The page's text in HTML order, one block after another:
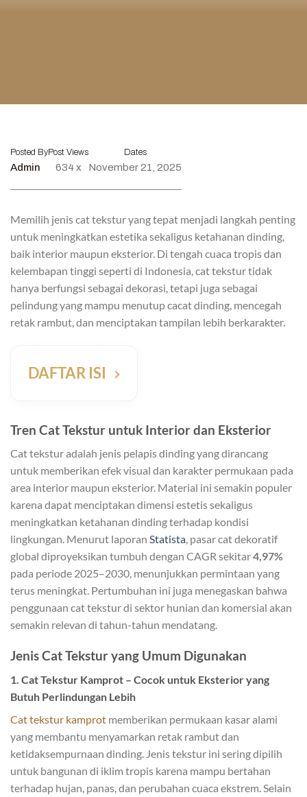
Posted By
Admin
Post Views
634 x
Dates
November 21, 2025
Memilih jenis cat tekstur yang tepat menjadi langkah penting
untuk meningkatkan estetika sekaligus ketahanan dinding,
baik interior maupun eksterior. Di tengah cuaca tropis dan
kelembapan tinggi seperti di Indonesia, cat tekstur tidak
hanya berfungsi sebagai dekorasi, tetapi juga sebagai
pelindung yang mampu menutup cacat dinding, mencegah
retak rambut, dan menciptakan tampilan lebih berkarakter.
DAFTAR ISI
Tren Cat Tekstur untuk Interior dan Eksterior
Cat tekstur adalah jenis pelapis dinding yang dirancang
untuk memberikan efek visual dan karakter permukaan pada
area interior maupun eksterior. Material ini semakin populer
karena dapat menciptakan dimensi estetis sekaligus
meningkatkan ketahanan dinding terhadap kondisi
lingkungan. Menurut laporan Statista, pasar cat dekoratif
global diproyeksikan tumbuh dengan CAGR sekitar4,97%
pada periode 2025–2030, menunjukkan permintaan yang
terus meningkat. Pertumbuhan ini juga menegaskan bahwa
penggunaan cat tekstur di sektor hunian dan komersial akan
semakin relevan di tahun-tahun mendatang.
Jenis Cat Tekstur yang Umum Digunakan
1. Cat Tekstur Kamprot – Cocok untuk Eksterior yang
Butuh Perlindungan Lebih
Cat tekstur kamprot memberikan permukaan kasar alami
yang membantu menyamarkan retak rambut dan
ketidaksempurnaan dinding. Jenis tekstur ini sering dipilih
untuk bangunan di iklim tropis karena mampu bertahan
terhadap hujan, panas, dan perubahan cuaca ekstrem. Selain